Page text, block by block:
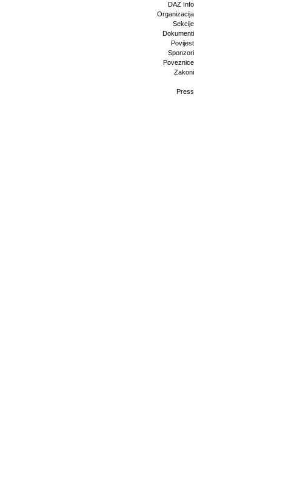
DAZ Info
Organizacija
Sekcije
Dokumenti
Povijest
Sponzori
Poveznice
Zakoni
Press